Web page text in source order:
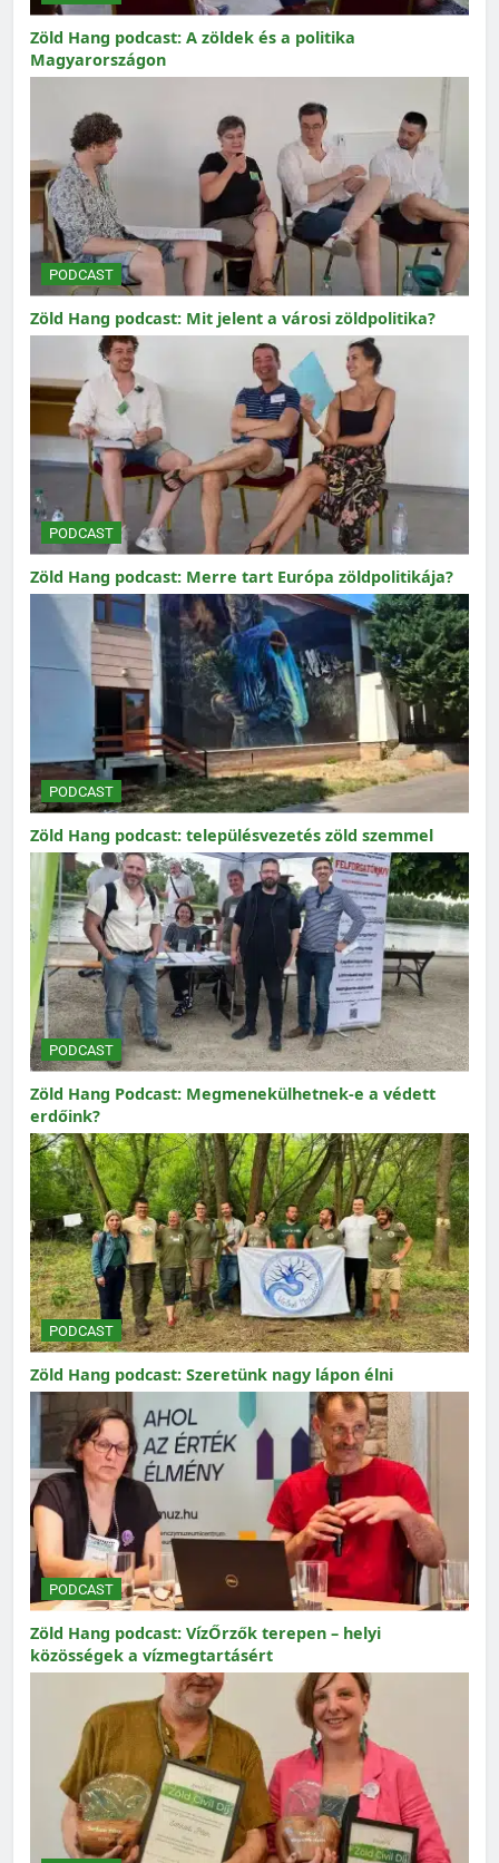
Zöld Hang podcast: A zöldek és a politika
Magyarországon
PODCAST
Zöld Hang podcast: Mit jelent a városi zöldpolitika?
PODCAST
Zöld Hang podcast: Merre tart Európa zöldpolitikája?
PODCAST
Zöld Hang podcast: településvezetés zöld szemmel
PODCAST
Zöld Hang Podcast: Megmenekülhetnek-e a védett
erdőink?
PODCAST
Zöld Hang podcast: Szeretünk nagy lápon élni
PODCAST
Zöld Hang podcast: VízŐrzők terepen – helyi
közösségek a vízmegtartásért